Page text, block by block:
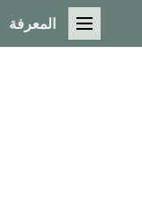
القائمة الرئيسية
المعرفة